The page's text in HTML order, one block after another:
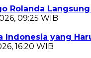
Rolanda
09:25 WIB
Indonesia yang
16:20 WIB